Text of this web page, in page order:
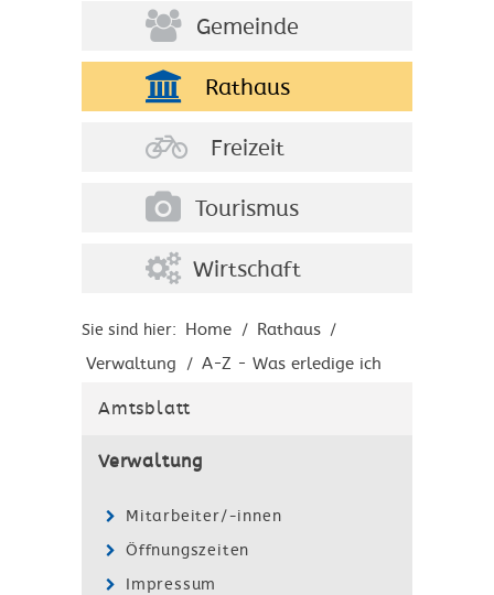
Gemeinde
Rathaus
Freizeit
Tourismus
Wirtschaft
Sie sind hier: Home / Rathaus /
Verwaltung / A-Z - Was erledige ich
Amtsblatt
Verwaltung
Mitarbeiter/-innen
Öffnungszeiten
Impressum